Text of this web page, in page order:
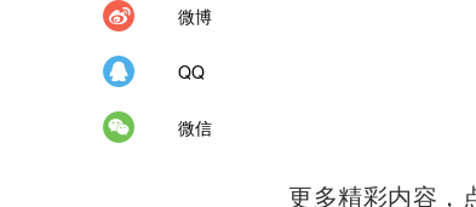
微博
QQ
微信
更多精彩内容，